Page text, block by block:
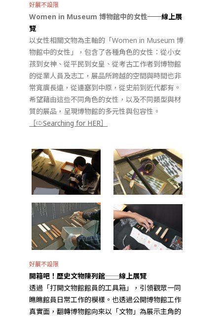
好展不設限
Women in Museum 博物館中的女性──線上展
覽
以女性相關文物為主軸的「Women in Museum 博
物館中的女性」，包含了各種角色的女性：從小女
孩到女神、從平民到女皇、從考古工作者到博物館
的從業人員及志工，展品所跨越的空間與時間也非
常寬廣長遠，從邊塞到中原，從史前到近代都有。
希望藉由這些不同角色的女性，以及不同類型與材
質的展品，呈現博物館的多元性與包容性。
［⇨Searching for HER］
好展不設限
開箱吧！歷史文物陳列館──線上展覽
透過「打開文物館館員的工具箱」，引領觀眾一同
瞧瞧館員日常工作的模樣。也透過公開博物館工作
真實面，翻轉博物館向來以「文物」為展示主角的